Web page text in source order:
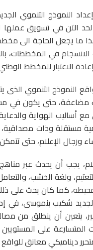
النموذج التنموي
الآن في تسويق عملها
ما يجعل الحاجة
الانسجام في
الاعتبار للمخطط
النموذج التنموي
حتى يكون في
الهواية
مستقلة وذات
ورجال الإعلام، حتى
يجب أن يحدث عبر
ولغة الخشب،
كما كان يحث على
شكيب بنموسى، في
يتعين أن ينطلق من
المتسارعة على
ديناميكي معانق